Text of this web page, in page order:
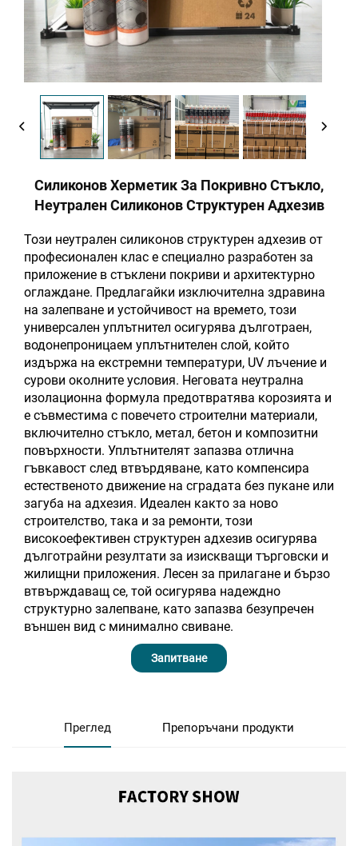
Силиконов Херметик За Покривно Стъкло,
Неутрален Силиконов Структурен Адхезив
Този неутрален силиконов структурен адхезив от
професионален клас е специално разработен за
приложение в стъклени покриви и архитектурно
оглаждане. Предлагайки изключителна здравина
на залепване и устойчивост на времето, този
универсален уплътнител осигурява дълготраен,
водонепроницаем уплътнителен слой, който
издържа на екстремни температури, UV лъчение и
сурови околните условия. Неговата неутрална
изолационна формула предотвратява корозията и
е съвместима с повечето строителни материали,
включително стъкло, метал, бетон и композитни
повърхности. Уплътнителят запазва отлична
гъвкавост след втвърдяване, като компенсира
естественото движение на сградата без пукане или
загуба на адхезия. Идеален както за ново
строителство, така и за ремонти, този
високоефективен структурен адхезив осигурява
дълготрайни резултати за изискващи търговски и
жилищни приложения. Лесен за прилагане и бързо
втвърждаващ се, той осигурява надеждно
структурно залепване, като запазва безупречен
външен вид с минимално свиване.
Запитване
Преглед Препоръчани продукти